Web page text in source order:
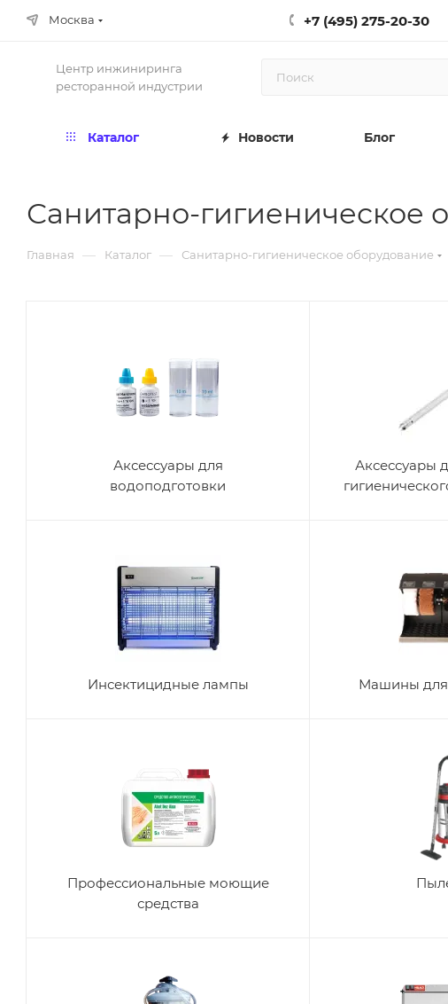
Москва +7 (495) 275-20-30
Центр инжиниринга
ресторанной индустрии
Каталог Новости Блог
Санитарно-гигиеническое
Главная — Каталог — Санитарно-гигиеническое оборудование
Аксессуары для
водоподготовки
Аксессуары
Инсектицидные лампы Машины для
Профессиональные моющие
средства